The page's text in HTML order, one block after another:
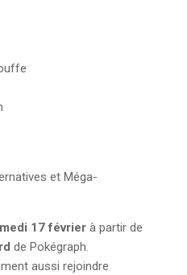
et Méga-
17 février à partir de
de Pokégraph.
aussi rejoindre